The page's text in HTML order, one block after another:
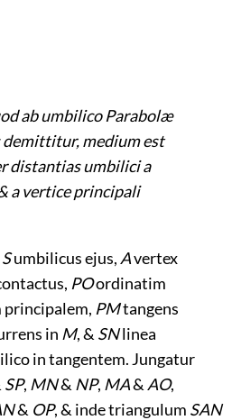
ab umbilico Parabolæ
demittitur, medium est
distantias umbilici a
a vertice principali
Sumbilicus ejus, Avertex
POordinatim
principalem, PMtangens
in M, & SNlinea
in tangentem. Jungatur
SP, MN& NP, MA& AO,
& OP, & inde triangulum SAN